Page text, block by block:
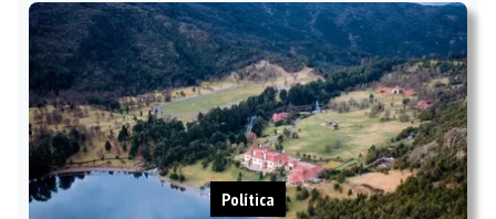
Política